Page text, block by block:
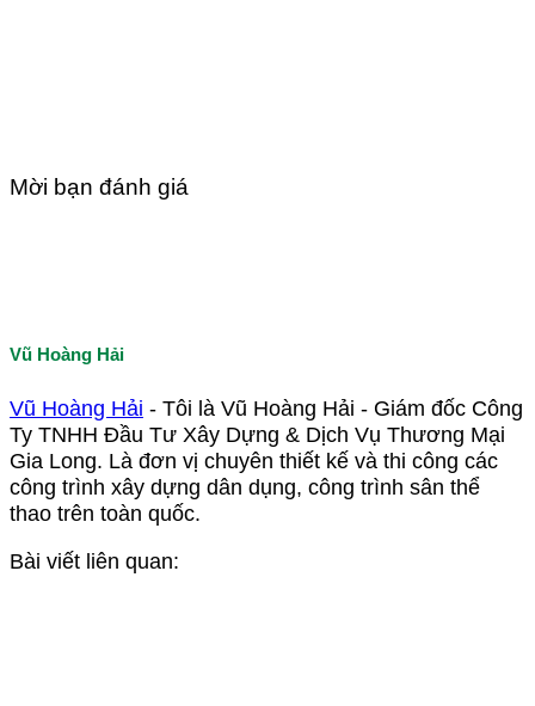
Mời bạn đánh giá
Vũ Hoàng Hải
Vũ Hoàng Hải - Tôi là Vũ Hoàng Hải - Giám đốc Công
Ty TNHH Đầu Tư Xây Dựng & Dịch Vụ Thương Mại
Gia Long. Là đơn vị chuyên thiết kế và thi công các
công trình xây dựng dân dụng, công trình sân thể
thao trên toàn quốc.
Bài viết liên quan: